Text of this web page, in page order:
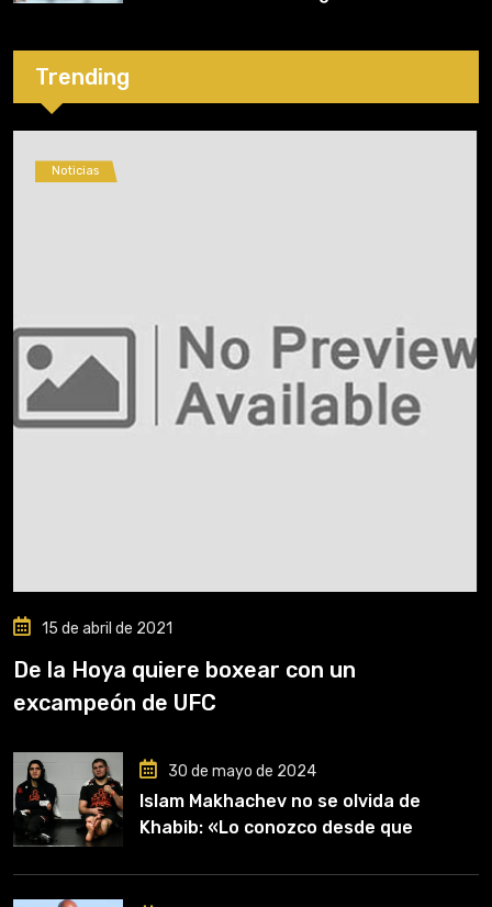
Trending
Noticias
15 de abril de 2021
De la Hoya quiere boxear con un
excampeón de UFC
30 de mayo de 2024
Islam Makhachev no se olvida de
Khabib: «Lo conozco desde que
clave en mi carrera»